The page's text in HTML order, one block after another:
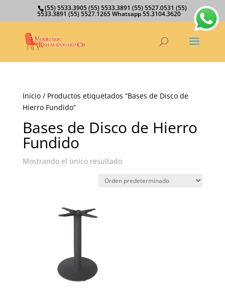
(55) 5533.3905 (55) 5533.3891 (55) 5527.0531 (55)
5533.3891 (55) 5527.1265 Whatsapp 55.3104.3620
Inicio/ Productos etiquetados “Bases de Disco de
Hierro Fundido”
Bases de Disco de Hierro
Fundido
Mostrando el único resultado